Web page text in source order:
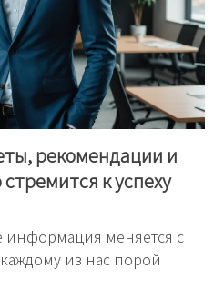
рекомендации и
к успеху
меняется с
из нас порой